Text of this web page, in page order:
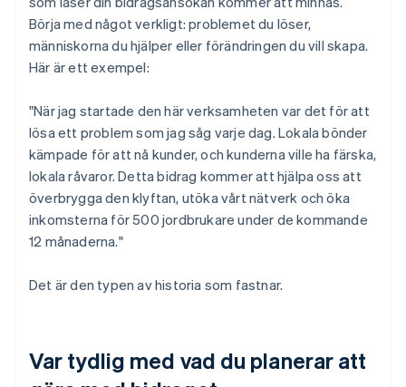
Börja med något verkligt: problemet du löser,
människorna du hjälper eller förändringen du vill skapa.
Här är ett exempel:
"När jag startade den här verksamheten var det för att
lösa ett problem som jag såg varje dag. Lokala bönder
kämpade för att nå kunder, och kunderna ville ha färska,
lokala råvaror. Detta bidrag kommer att hjälpa oss att
överbrygga den klyftan, utöka vårt nätverk och öka
inkomsterna för 500 jordbrukare under de kommande
12 månaderna."
Det är den typen av historia som fastnar.
Var tydlig med vad du planerar att